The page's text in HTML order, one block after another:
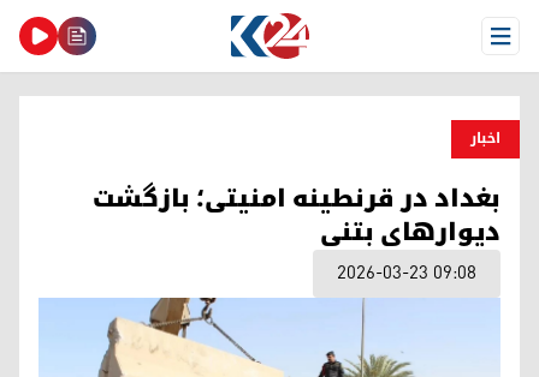
Open Menu
اخبار
بغداد در قرنطینه امنیتی؛ بازگشت
دیوارهای بتنی
2026-03-23 09:08